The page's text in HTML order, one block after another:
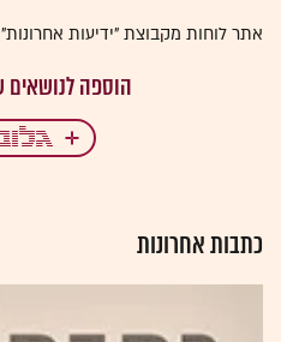
אתר לוחות מקבוצת "ידיעות אחרונות"
כתבות אחרונות